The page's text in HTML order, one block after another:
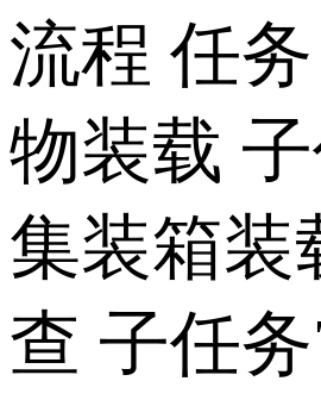
流程 任
物装载
集装箱装
查 子任